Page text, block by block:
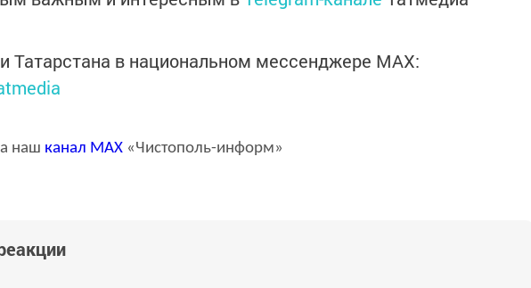
Татарстана в национальном мессенджере MАХ:
наш канал MAX «Чистополь-информ»